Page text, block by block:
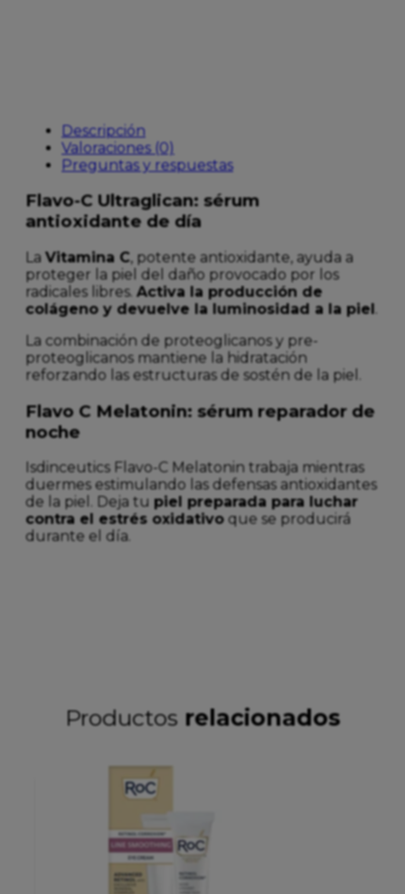
Descripción
Valoraciones (0)
Preguntas y respuestas
Flavo-C Ultraglican: sérum
antioxidante de día
LaVitamina C, potente antioxidante, ayuda a
proteger la piel del daño provocado por los
radicales libres. Activa la producción de
colágeno y devuelve la luminosidad a la piel
La combinación de proteoglicanos y pre-
proteoglicanos mantiene la hidratación
reforzando las estructuras de sostén de la piel.
Flavo C Melatonin: sérum reparador de
noche
Isdinceutics Flavo-C Melatonin trabaja mientras
duermes estimulando las defensas antioxidantes
de la piel. Deja tu piel preparada para luchar
contra el estrés oxidativo que se producirá
durante el día.
Productos relacionados